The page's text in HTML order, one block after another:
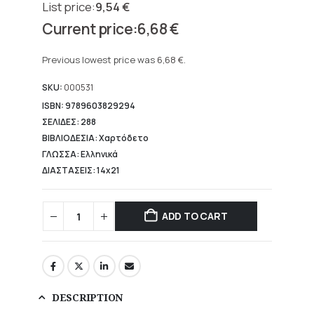
9,54€
Original
price
9,54 €.
6,68€
price
6,68 €.
Previous lowest price was 6,68 €.
SKU: 000531
ISBN: 9789603829294
ΣΕΛΙΔΕΣ: 288
ΒΙΒΛΙΟΔΕΣΙΑ: Χαρτόδετο
ΓΛΩΣΣΑ: Ελληνικά
ΔΙΑΣΤΑΣΕΙΣ: 14x21
ADD TO CART
DESCRIPTION